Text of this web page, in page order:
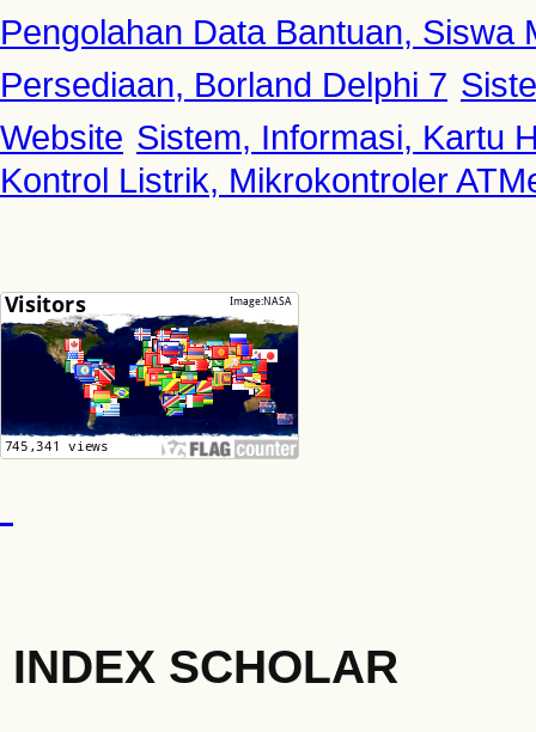
Pengolahan Data Bantuan, Siswa
Persediaan, Borland Delphi 7
Website Sistem, Informasi, Kartu
Kontrol Listrik, Mikrokontroler
INDEX SCHOLAR